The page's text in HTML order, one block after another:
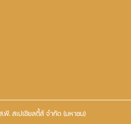
. สเปเชียลตี้ส์ จำกัด (มหาชน)